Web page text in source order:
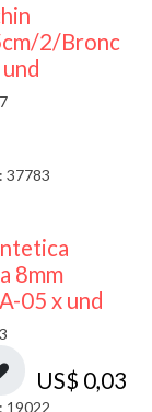
2/Bronc
37783
8mm
05 x und
US$ 0,03
19022